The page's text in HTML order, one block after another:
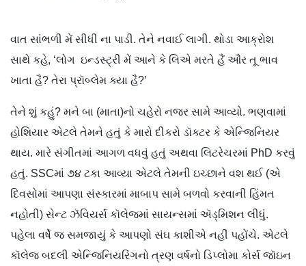
વાત સાંભળી મેં સીધી ના પાડી. તેને નવાઈ લાગી. થોડા આક્રોશ
સાથે કહે, ‘લોગ ઇન્ડસ્ટ્રી મેં આને કે લિએ મરતે હૈં ઔર તૂ ભાવ
ખાતા હૈ? તેરા પ્રૉબ્લેમ ક્યા હૈ?’
તેને શું કહું? મને બા (માતા)નો ચહેરો નજર સામે આવ્યો. ભણવામાં
હોશિયાર એટલે તેમને હતું કે મારો દીકરો ડૉક્ટર કે એન્જિનિયર
થાય. મારે સંગીતમાં આગળ વધવું હતું અથવા લિટરેચરમાં PhD કરવું
હતું. SSCમાં ૭૪ ટકા આવ્યા એટલે તેમની ઇચ્છાને વશ થઈ (એ
દિવસોમાં આપણા સંસ્કારમાં માબાપ સામે બળવો કરવાની હિંમત
નહોતી) સેન્ટ ઝૅવિયર્સ કૉલેજમાં સાયન્સમાં ઍડ્મિશન લીધું.
પહેલા વર્ષે જ સમજાયું કે આપણો સંઘ કાશીએ નહીં પહોંચે. એટલે
કૉલેજ બદલી એન્જિનિયરિંગનો ત્રણ વર્ષનો ડિપ્લોમા કોર્સ જૉઇન